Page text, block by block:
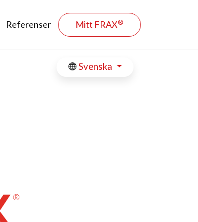
Referenser Mitt FRAX®
Svenska